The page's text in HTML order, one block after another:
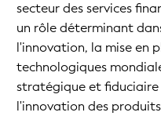
secteur des services
un rôle déterminant
l'innovation, la mise en
technologiques
stratégique et
l'innovation des